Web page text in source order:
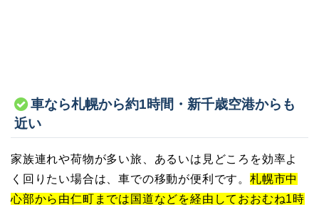
車なら札幌から約1時間・新千歳空港からも
近い
家族連れや荷物が多い旅、あるいは見どころを効率よ
く回りたい場合は、車での移動が便利です。 札幌市中
心部から由仁町までは国道などを経由しておおむね1時